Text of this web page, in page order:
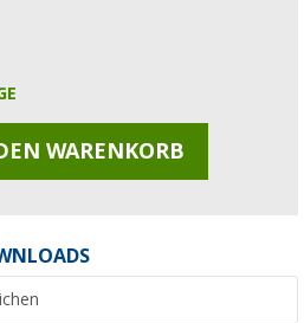
WARENKORB